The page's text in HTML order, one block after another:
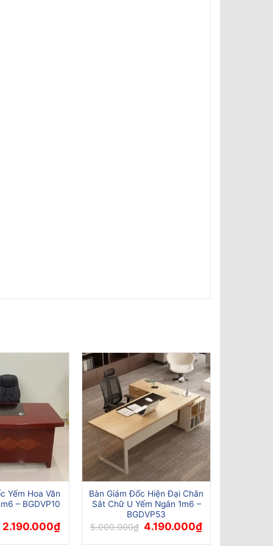
Yếm Hoa Văn
– BGDVP10
Giá
gốc
là:
2.190.000₫Giá
tại
Bàn Giám Đốc Hiện Đại Chân
Sắt Chữ U Yếm Ngắn 1m6 –
BGDVP53
5.000.000₫ Giá
gốc
là:
4.190.000₫Giá
tại